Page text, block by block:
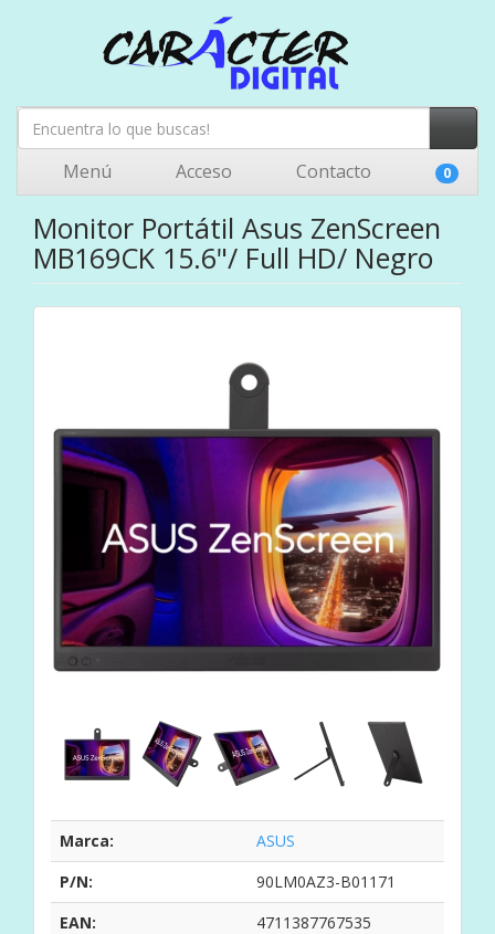
Menú Acceso Contacto 0
Monitor Portátil Asus ZenScreen
MB169CK 15.6"/ Full HD/ Negro
Marca:
ASUS
P/N:
90LM0AZ3-B01171
EAN:
4711387767535